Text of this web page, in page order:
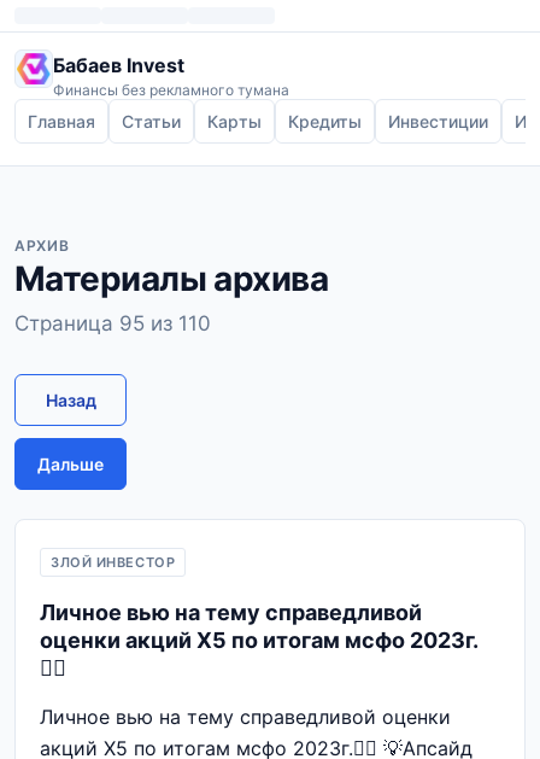
Бабаев Invest
Финансы без рекламного тумана
Главная Статьи Карты Кредиты Инвестиции
АРХИВ
Материалы архива
Страница 95 из 110
Назад
Дальше
ЗЛОЙ ИНВЕСТОР
Личное вью на тему справедливой
оценки акций Х5 по итогам мсфо 2023г.
☝🏻
Личное вью на тему справедливой оценки
акций Х5 по итогам мсфо 2023г.☝🏻 💡Апсайд